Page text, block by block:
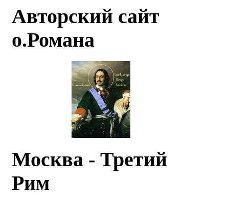
Авторский сайт
о.Романа
Москва - Третий
Рим